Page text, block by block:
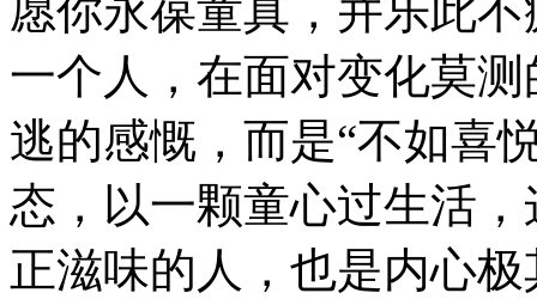
愿你永葆童真，并乐此
一个人，在面对变化莫
逃的感慨，而是“不如喜
态，以一颗童心过生活
正滋味的人，也是内心